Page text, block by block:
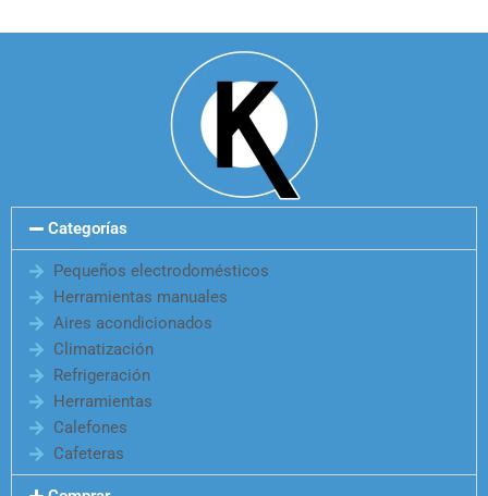
Categorías
Pequeños electrodomésticos
Herramientas manuales
Aires acondicionados
Climatización
Refrigeración
Herramientas
Calefones
Cafeteras